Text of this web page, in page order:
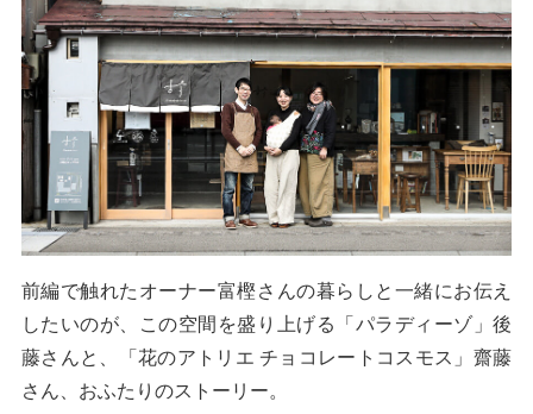
前編で触れたオーナー富樫さんの暮らしと一緒にお伝え
したいのが、この空間を盛り上げる「パラディーゾ」後
藤さんと、「花のアトリエ チョコレートコスモス」齋藤
さん、おふたりのストーリー。